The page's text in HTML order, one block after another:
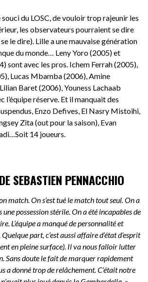
souci du LOSC, de vouloir trop rajeunir les
les observateurs pourraient se dire
le dire). Lille a une mauvaise génération
du monde… Leny Yoro (2005) et
sont avec les pros. Ichem Ferrah (2005),
Lucas Mbamba (2006), Amine
Baret (2006), Youness Lachaab
l’équipe réserve. Et il manquait des
Enzo Defives, El Nasry Mistoihi,
Zita (out pour la saison), Evan
14 joueurs.
SEBASTIEN PENNACCHIO
match. On s’est tué le match tout seul. On a
une possession stérile. On a été incapables de
L’équipe a manqué de personnalité et
part, c’est aussi affaire d’état d’esprit
en pleine surface). Il va nous falloir lutter
Sans doute le fait de marquer rapidement
a donné trop de relâchement. C’était notre